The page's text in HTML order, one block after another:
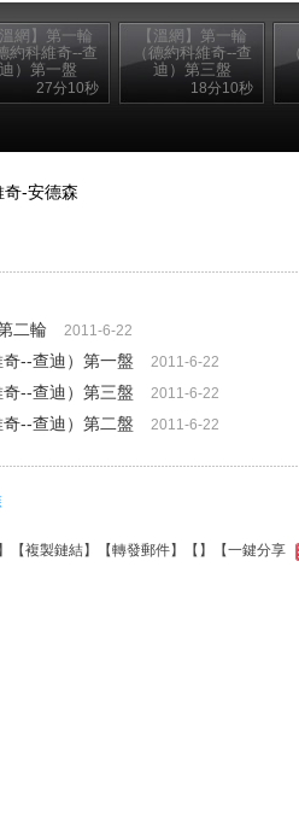
溫網】第一輪
約科維奇--查
迪）第一盤
27分10秒
【溫網】第一輪
（德約科維奇--查
迪）第三盤
18分10秒
-安德森
二輪
2011-6-22
奇--查迪）第一盤 2011-6-22
奇--查迪）第三盤 2011-6-22
奇--查迪）第二盤 2011-6-22
】【複製鏈結】【轉發郵件】【 】 【一鍵分享